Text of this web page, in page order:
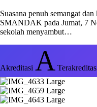
Suasana penuh semangat
SMANDAK pada Jumat, 7
sekolah menyambut…
Akreditasi A